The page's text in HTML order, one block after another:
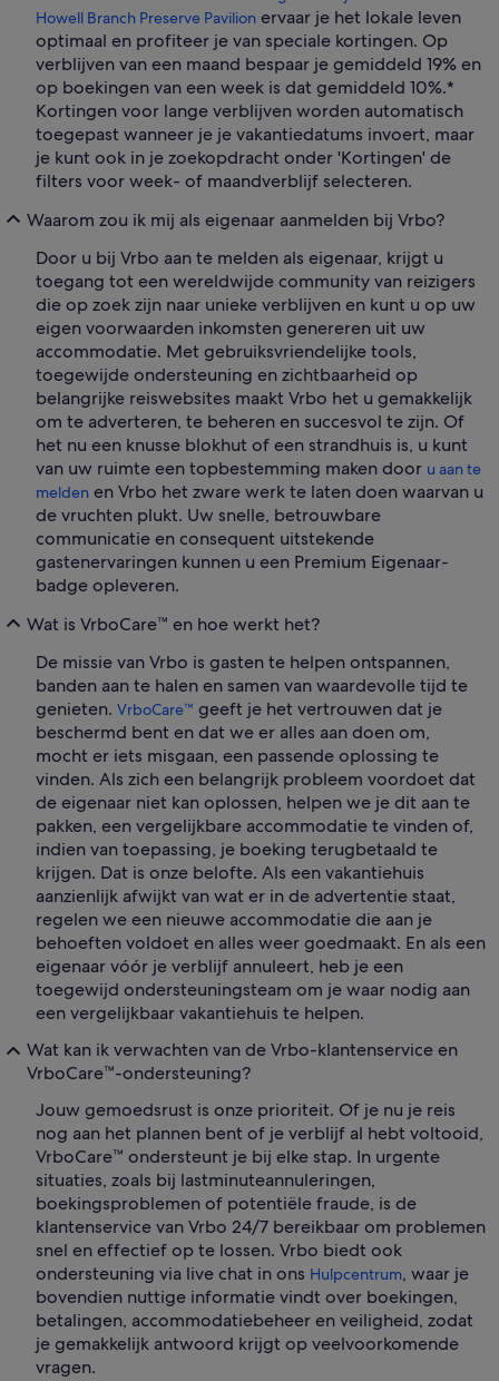
Howell Branch Preserve Pavilion ervaar je het lokale leven
optimaal en profiteer je van speciale kortingen. Op
verblijven van een maand bespaar je gemiddeld 19% en
op boekingen van een week is dat gemiddeld 10%.*
Kortingen voor lange verblijven worden automatisch
toegepast wanneer je je vakantiedatums invoert, maar
je kunt ook in je zoekopdracht onder 'Kortingen' de
filters voor week- of maandverblijf selecteren.
Waarom zou ik mij als eigenaar aanmelden bij Vrbo?
Door u bij Vrbo aan te melden als eigenaar, krijgt u
toegang tot een wereldwijde community van reizigers
die op zoek zijn naar unieke verblijven en kunt u op uw
eigen voorwaarden inkomsten genereren uit uw
accommodatie. Met gebruiksvriendelijke tools,
toegewijde ondersteuning en zichtbaarheid op
belangrijke reiswebsites maakt Vrbo het u gemakkelijk
om te adverteren, te beheren en succesvol te zijn. Of
het nu een knusse blokhut of een strandhuis is, u kunt
van uw ruimte een topbestemming maken door u aan te
melden en Vrbo het zware werk te laten doen waarvan u
de vruchten plukt. Uw snelle, betrouwbare
communicatie en consequent uitstekende
gastenervaringen kunnen u een Premium Eigenaar-
badge opleveren.
Wat is VrboCare™ en hoe werkt het?
De missie van Vrbo is gasten te helpen ontspannen,
banden aan te halen en samen van waardevolle tijd te
genieten. VrboCare™ geeft je het vertrouwen dat je
beschermd bent en dat we er alles aan doen om,
mocht er iets misgaan, een passende oplossing te
vinden. Als zich een belangrijk probleem voordoet dat
de eigenaar niet kan oplossen, helpen we je dit aan te
pakken, een vergelijkbare accommodatie te vinden of,
indien van toepassing, je boeking terugbetaald te
krijgen. Dat is onze belofte. Als een vakantiehuis
aanzienlijk afwijkt van wat er in de advertentie staat,
regelen we een nieuwe accommodatie die aan je
behoeften voldoet en alles weer goedmaakt. En als een
eigenaar vóór je verblijf annuleert, heb je een
toegewijd ondersteuningsteam om je waar nodig aan
een vergelijkbaar vakantiehuis te helpen.
Wat kan ik verwachten van de Vrbo-klantenservice en
VrboCare™-ondersteuning?
Jouw gemoedsrust is onze prioriteit. Of je nu je reis
nog aan het plannen bent of je verblijf al hebt voltooid,
VrboCare™ ondersteunt je bij elke stap. In urgente
situaties, zoals bij lastminuteannuleringen,
boekingsproblemen of potentiële fraude, is de
klantenservice van Vrbo 24/7 bereikbaar om problemen
snel en effectief op te lossen. Vrbo biedt ook
ondersteuning via live chat in ons Hulpcentrum, waar je
bovendien nuttige informatie vindt over boekingen,
betalingen, accommodatiebeheer en veiligheid, zodat
je gemakkelijk antwoord krijgt op veelvoorkomende
vragen.